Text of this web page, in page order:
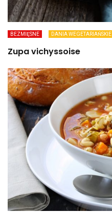
BEZMIĘSNE DANIA WEGETARIAŃSKIE
Zupa vichyssoise